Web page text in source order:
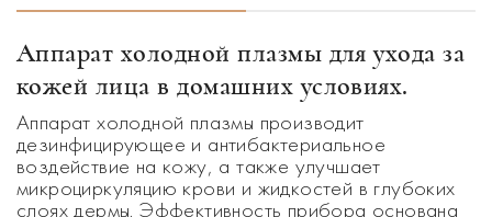
Аппарат холодной плазмы для ухода за
кожей лица в домашних условиях.
Аппарат холодной плазмы производит
дезинфицирующее и антибактериальное
воздействие на кожу, а также улучшает
микроциркуляцию крови и жидкостей в глубоких
слоях дермы. Эффективность прибора основана